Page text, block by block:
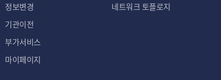
정보변경
기관이전
부가서비스
마이페이지
네트워크 토플로지